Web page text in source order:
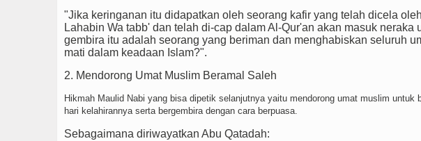
"Jika keringanan itu didapatkan oleh seorang kafir yang telah dicela
Lahabin Wa tabb' dan telah di-cap dalam Al-Qur'an akan masuk
gembira itu adalah seorang yang beriman dan menghabiskan seluruh
mati dalam keadaan Islam?".
2. Mendorong Umat Muslim Beramal Saleh
Hikmah Maulid Nabi yang bisa dipetik selanjutnya yaitu mendorong umat muslim
hari kelahirannya serta bergembira dengan cara berpuasa.
Sebagaimana diriwayatkan Abu Qatadah: